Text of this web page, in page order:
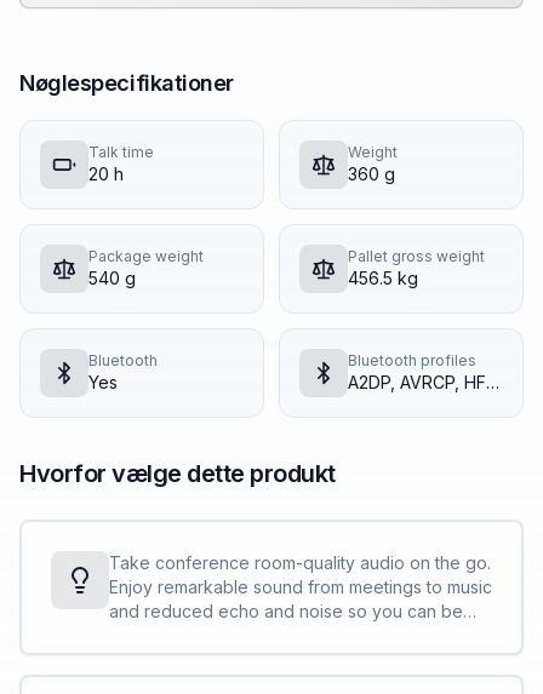
Nøglespecifikationer
Talk time
20 h
Weight
360 g
Package weight
540 g
Pallet gross weight
456.5 kg
Bluetooth
Yes
Bluetooth profiles
A2DP, AVRCP, HFP, HSP
Hvorfor vælge dette produkt
Take conference room-quality audio on the go.
Enjoy remarkable sound from meetings to music
and reduced echo and noise so you can be